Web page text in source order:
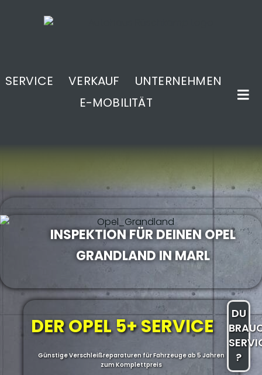
SERVICE VERKAUF
UNTERNEHMEN
E-MOBILITÄT
.
INSPEKTION FÜR DEINEN OPEL
GRANDLAND IN MARL
DER OPEL 5+ SERVICE
Günstige Verschleißreparaturen für Fahrzeuge ab 5 Jahren
zum Komplettpreis
DU
?